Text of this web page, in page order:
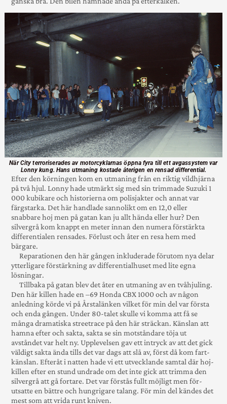
När City terroriserades av motorcyklarnas öppna fyra till ett avgassystem var
Lonny kung. Hans utmaning kostade återigen en rensad differential.
Efter den kör­ningen kom en utmaning från en rik­tig vildhjärna
på två hjul. Lonny hade utmärkt sig med sin trimmade Suzuki 1
000 kubikare och histo­rierna om polisjakter och annat var
färgstarka. Det här handlade sanno­likt om en 12,0 eller
snabbare hoj men på gatan kan ju allt hända eller hur? Den
silvergrå kom knappt en meter innan den numera förstärkta
differentialen rensades. Förlust och åter en resa hem med
bärgare.
Reparationen den här gången inkluderade för­utom nya delar
ytterligare förstärkning av diffe­­ren­­tial­huset med lite egna
lösningar.
Tillbaka på gatan blev det åter en utma­ning av en tvåhjuling.
Den här killen hade en –69 Honda CBX 1000 och av någon
anledning körde vi på Årsta­länken vilket för min del var första
och enda gången. Under 80-talet skulle vi komma att få se
många drama­­tiska streetrace på den här sträckan. Känslan att
hamna efter och sakta, sakta se sin mot­­ståndare töja ut
avståndet var helt ny. Upp­levelsen gav ett intryck av att det gick
väldigt sakta ända tills det var dags att slå av, först då kom fart­­
känslan. Efteråt i natten hade vi ett utveck­lande sam­tal där hoj­
killen efter en stund und­rade om det inte gick att trimma den
silvergrå att gå fortare. Det var förstås fullt möjligt men för­
utsatte en bättre och hung­rigare talang. För min del kändes det
mest som att vrida runt kniven.